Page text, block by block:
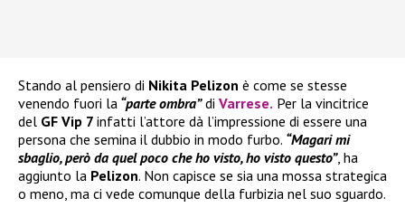
Stando al pensiero di Nikita Pelizon è come se stesse
venendo fuori la “parte ombra”di Varrese. Per la vincitrice
del GF Vip 7 infatti l’attore dà l’impressione di essere una
persona che semina il dubbio in modo furbo. “Magari mi
sbaglio, però da quel poco che ho visto, ho visto questo”, ha
aggiunto la Pelizon. Non capisce se sia una mossa strategica
o meno, ma ci vede comunque della furbizia nel suo sguardo.